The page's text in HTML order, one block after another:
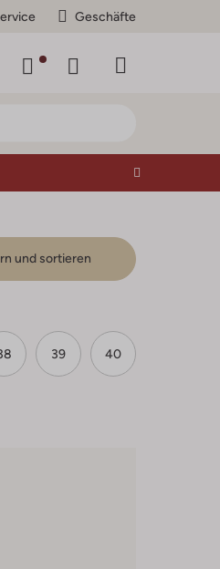
Geschäfte
und sortieren
39 40